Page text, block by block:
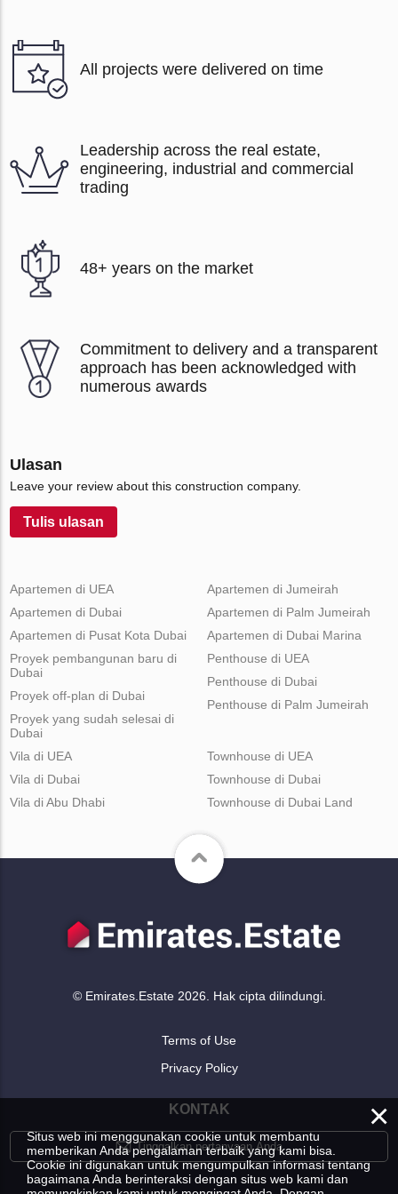
All projects were delivered on time
Leadership across the real estate,
engineering, industrial and commercial
trading
48+ years on the market
Commitment to delivery and a transparent
approach has been acknowledged with
numerous awards
Ulasan
Leave your review about this construction company.
Tulis ulasan
Apartemen di UEA
Apartemen di Dubai
Apartemen di Pusat Kota Dubai
Apartemen di Jumeirah
Apartemen di Palm Jumeirah
Apartemen di Dubai Marina
Proyek pembangunan baru di
Dubai
Proyek off-plan di Dubai
Proyek yang sudah selesai di
Dubai
Penthouse di UEA
Penthouse di Dubai
Penthouse di Palm Jumeirah
Vila di UEA
Vila di Dubai
Vila di Abu Dhabi
Townhouse di UEA
Townhouse di Dubai
Townhouse di Dubai Land
© Emirates.Estate 2026. Hak cipta dilindungi.
Terms of Use
Privacy Policy
KONTAK
Tinggalkan pertanyaan Anda
×
Situs web ini menggunakan cookie untuk membantu
memberikan Anda pengalaman terbaik yang kami bisa.
Cookie ini digunakan untuk mengumpulkan informasi tentang
bagaimana Anda berinteraksi dengan situs web kami dan